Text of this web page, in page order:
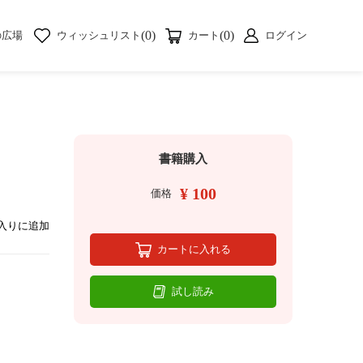
場 ウィッシュリスト (0) カート (0) ログイン
りに追加
書籍購入
価格 ¥ 100
カートに入れる
試し読み